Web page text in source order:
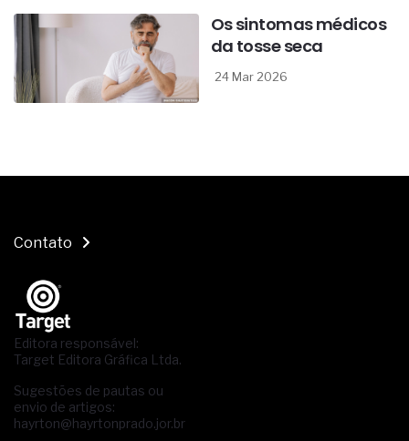
Os sintomas médicos
da tosse seca
24 Mar 2026
Contato
Editora responsável:
Target Editora Gráfica Ltda.
Sugestões de pautas ou
envio de artigos:
hayrton@hayrtonprado.jor.br